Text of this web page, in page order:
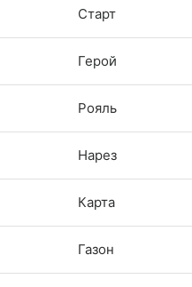
Старт
Герой
Рояль
Нарез
Карта
Газон